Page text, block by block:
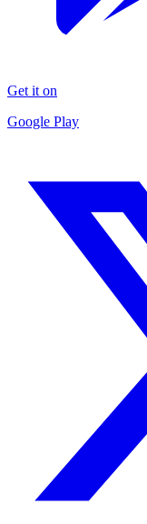
Get it on
Google Play